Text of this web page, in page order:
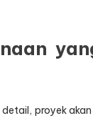
proyek